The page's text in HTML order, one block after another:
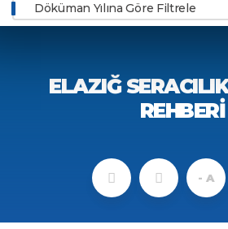
Döküman Yılına Göre Filtrele
ELAZIĞ
REHBERİ
- A